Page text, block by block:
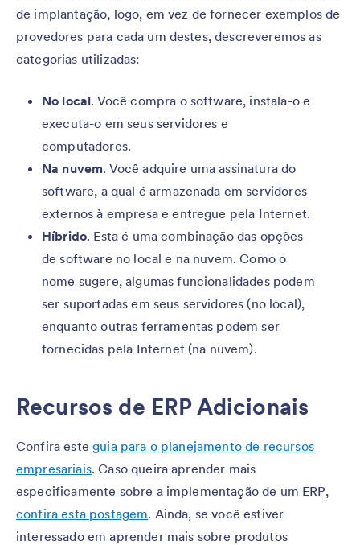
de implantação, logo, em vez de fornecer exemplos de
provedores para cada um destes, descreveremos as
categorias utilizadas:
No local. Você compra o software, instala-o e
executa-o em seus servidores e
computadores.
Na nuvem. Você adquire uma assinatura do
software, a qual é armazenada em servidores
externos à empresa e entregue pela Internet.
Híbrido. Esta é uma combinação das opções
de software no local e na nuvem. Como o
nome sugere, algumas funcionalidades podem
ser suportadas em seus servidores (no local),
enquanto outras ferramentas podem ser
fornecidas pela Internet (na nuvem).
Recursos de ERP Adicionais
Confira esteguia para o planejamento de recursos
empresariais. Caso queira aprender mais
especificamente sobre a implementação de um ERP,
confira esta postagem. Ainda, se você estiver
interessado em aprender mais sobre produtos